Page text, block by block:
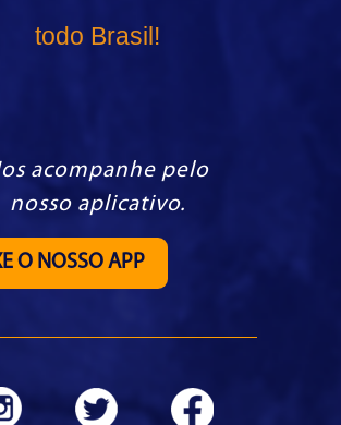
todo Brasil!
acompanhe pelo
nosso aplicativo.
O NOSSO APP